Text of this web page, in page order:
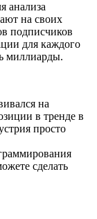
анализа
на своих
подписчиков
для каждого
миллиарды.
на
в тренде в
просто
сделать